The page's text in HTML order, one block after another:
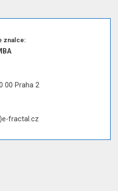
znalce:
00 Praha 2
fractal.cz